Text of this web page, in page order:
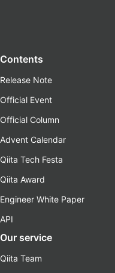
Contents
Release Note
Official Event
Official Column
Advent Calendar
Qiita Tech Festa
Qiita Award
Engineer White Paper
API
Our service
Qiita Team